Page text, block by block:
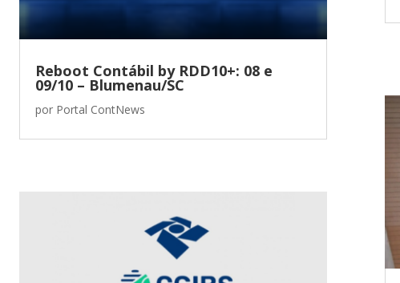
Reboot Contábil by RDD10+: 08 e
09/10 – Blumenau/SC
por Portal ContNews